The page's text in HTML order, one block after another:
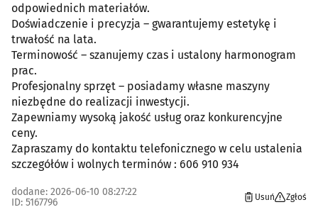
odpowiednich materiałów.
Doświadczenie i precyzja – gwarantujemy estetykę i
trwałość na lata.
Terminowość – szanujemy czas i ustalony harmonogram
prac.
Profesjonalny sprzęt – posiadamy własne maszyny
niezbędne do realizacji inwestycji.
Zapewniamy wysoką jakość usług oraz konkurencyjne
ceny.
Zapraszamy do kontaktu telefonicznego w celu ustalenia
szczegółów i wolnych terminów : 606 910 934
dodane: 2026-06-10 08:27:22
ID: 5167796
Usuń Zgłoś